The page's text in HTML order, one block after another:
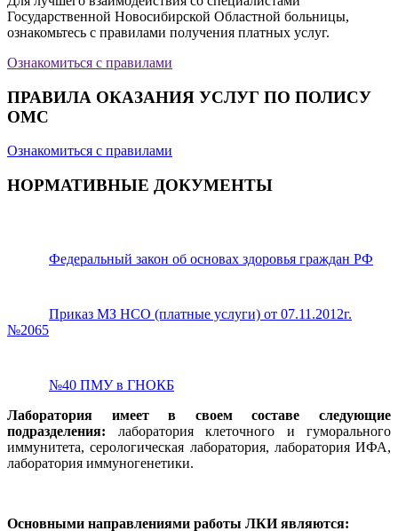
Государственной Новосибирской Областной больницы,
ознакомьтесь с правилами получения платных услуг.
Ознакомиться с правилами
ПРАВИЛА ОКАЗАНИЯ УСЛУГ ПО ПОЛИСУ
ОМС
Ознакомиться с правилами
НОРМАТИВНЫЕ ДОКУМЕНТЫ
Федеральный закон об основах здоровья граждан РФ
Приказ МЗ НСО (платные услуги) от 07.11.2012г.
№2065
№40 ПМУ в ГНОКБ
Лаборатория имеет в своем составе следующие
подразделения: лаборатория клеточного и гуморального
иммунитета, серологическая лаборатория, лаборатория ИФА,
лаборатория иммуногенетики.
Основными направлениями работы ЛКИ являются: